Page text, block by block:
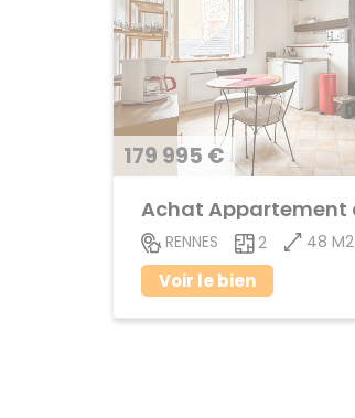
179 995 €
RENNES 2 48 M2
Voir le bien